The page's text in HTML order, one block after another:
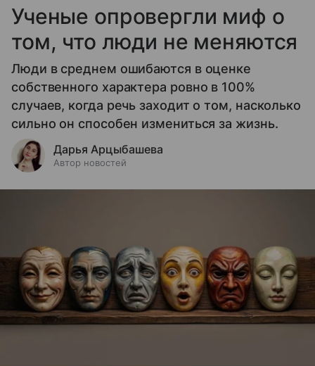
Ученые опровергли миф о
том, что люди не меняются
Люди в среднем ошибаются в оценке
собственного характера ровно в 100%
случаев, когда речь заходит о том, насколько
сильно он способен измениться за жизнь.
Дарья Арцыбашева
Автор новостей